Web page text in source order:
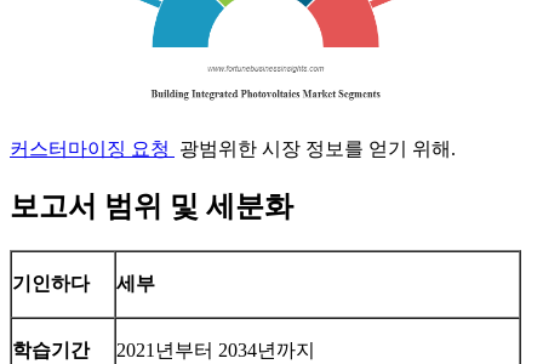
커스터마이징 요청 광범위한 시장 정보를 얻기 위해.
보고서 범위 및 세분화
기인하다 세부
학습기간 2021년부터 2034년까지